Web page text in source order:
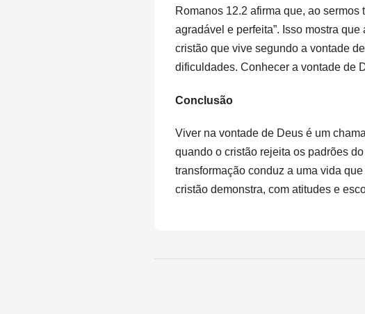
Romanos 12.2 afirma que, ao
agradável e perfeita”. Isso mostra
cristão que vive segundo a vontade
dificuldades. Conhecer a vontade de
Conclusão
Viver na vontade de Deus é um
quando o cristão rejeita os padrões
transformação conduz a uma vida
cristão demonstra, com atitudes e